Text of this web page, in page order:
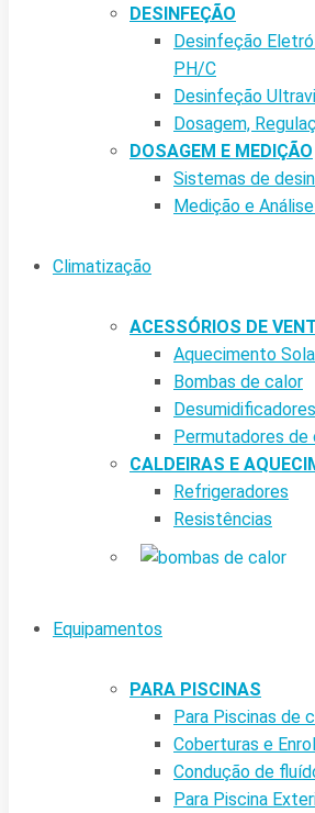
DESINFEÇÃO
Desinfeção
PH/C
Desinfeção
Dosagem,
DOSAGEM E MEDIÇÃO
Sistemas de
Medição e
Climatização
ACESSÓRIOS DE
Aquecimento
Bombas de calor
Desumidificadores
Permutadores de
CALDEIRAS E
Refrigeradores
Resistências
Equipamentos
PARA PISCINAS
Para Piscinas de
Coberturas e
Condução de
Para Piscina